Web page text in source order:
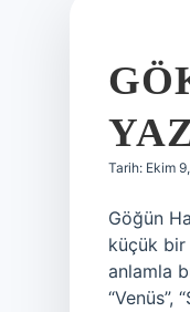
Tarih: Ekim
Göğün
küçük bir
anlamla
“Venüs”,